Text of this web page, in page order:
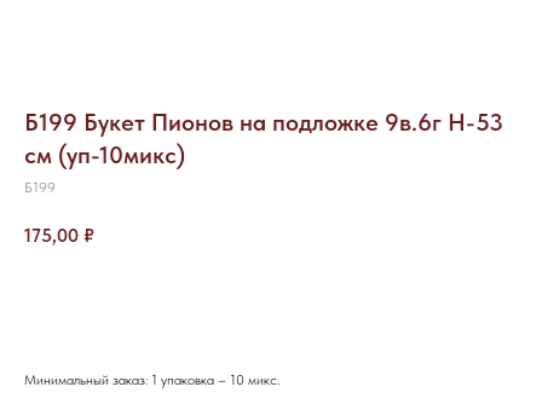
Б199 Букет Пионов на подложке 9в.6г Н-53
см (уп-10микс)
Б199
175,00 ₽
Минимальный заказ: 1 упаковка – 10 микс.